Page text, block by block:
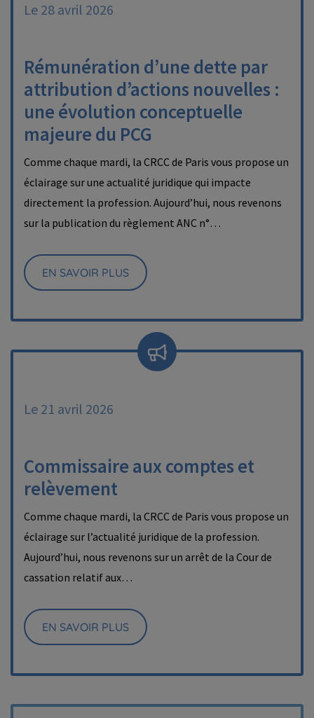
Le 28 avril 2026
Rémunération d’une dette par
attribution d’actions nouvelles :
une évolution conceptuelle
majeure du PCG
Comme chaque mardi, la CRCC de Paris vous propose un
éclairage sur une actualité juridique qui impacte
directement la profession. Aujourd’hui, nous revenons
sur la publication du règlement ANC n°…
EN SAVOIR PLUS
Le 21 avril 2026
Commissaire aux comptes et
relèvement
Comme chaque mardi, la CRCC de Paris vous propose un
éclairage sur l’actualité juridique de la profession.
Aujourd’hui, nous revenons sur un arrêt de la Cour de
cassation relatif aux…
EN SAVOIR PLUS